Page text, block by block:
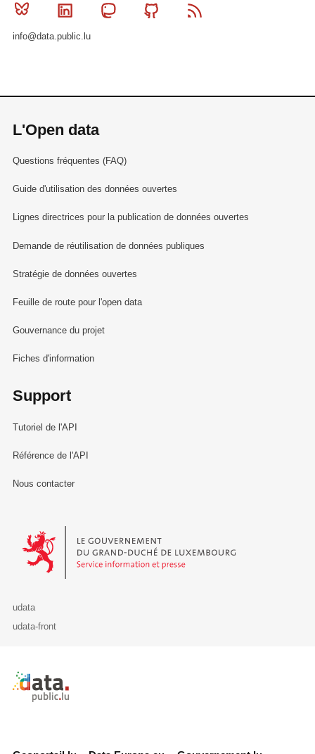
Bluesky Linkedin MastodonGithub
info@data.public.lu
L'Open data
Questions fréquentes (FAQ)
Guide d'utilisation des données ouvertes
Lignes directrices pour la publication de données ouvertes
Demande de réutilisation de données publiques
Stratégie de données ouvertes
Feuille de route pour l'open data
Gouvernance du projet
Fiches d'information
Support
Tutoriel de l'API
Référence de l'API
Nous contacter
Le Gouvernement du Grand-Duché de Luxembourg - Service
udata
udata-front
Retour à l'accueil de data.public.lu